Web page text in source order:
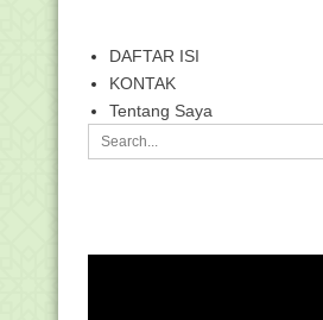
DAFTAR ISI
KONTAK
Tentang Saya